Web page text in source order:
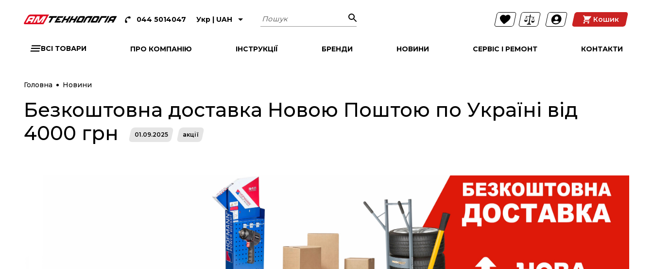
044 5014047 Укр | UAH Пошук Кошик
ВСІ ТОВАРИ ПРО КОМПАНІЮ ІНСТРУКЦІЇ БРЕНДИ НОВИНИ СЕРВІС І РЕМОНТ КОНТАКТИ
Головна Новини
Безкоштовна доставка Новою Поштою по Україні від
4000 грн
01.09.2025 акції